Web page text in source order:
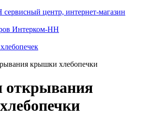
центр, интернет-магазин
Интерком-НН
крышки хлебопечки